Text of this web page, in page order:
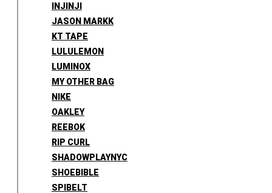
INJINJI
JASON MARKK
KT TAPE
LULULEMON
LUMINOX
MY OTHER BAG
NIKE
OAKLEY
REEBOK
RIP CURL
SHADOWPLAYNYC
SHOEBIBLE
SPIBELT